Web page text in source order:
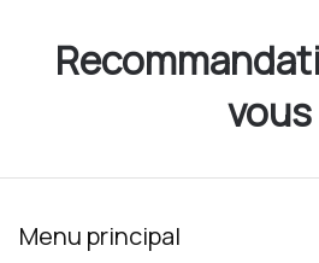
vous
Menu principal